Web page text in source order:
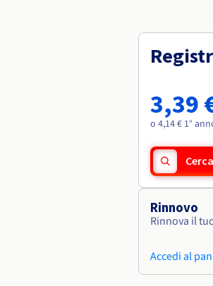
3,39
o 4,14 € 1°
Cerca
Rinnovo
Rinnova il
Accedi al